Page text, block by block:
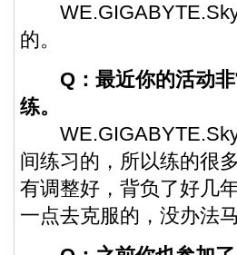
WE.GIGABYTE.Sky
的。
Q：最近你的活动
练。
WE.GIGABYTE.Sky
间练习的，所以练的很
有调整好，背负了好几
一点去克服的，没办法